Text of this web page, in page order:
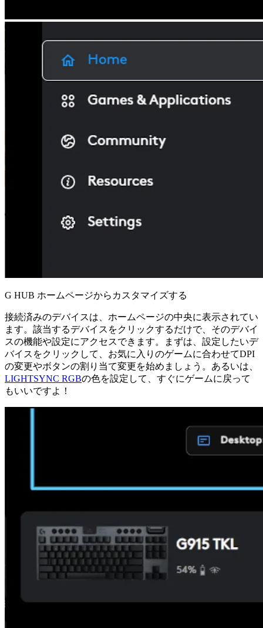
G HUB ホームページからカスタマイズする
接続済みのデバイスは、ホームページの中央に表示されてい
ます。該当するデバイスをクリックするだけで、そのデバイ
スの機能や設定にアクセスできます。まずは、設定したいデ
バイスをクリックして、お気に入りのゲームに合わせてDPI
の変更やボタンの割り当て変更を始めましょう。あるいは、
LIGHTSYNC RGBの色を設定して、すぐにゲームに戻って
もいいですよ！